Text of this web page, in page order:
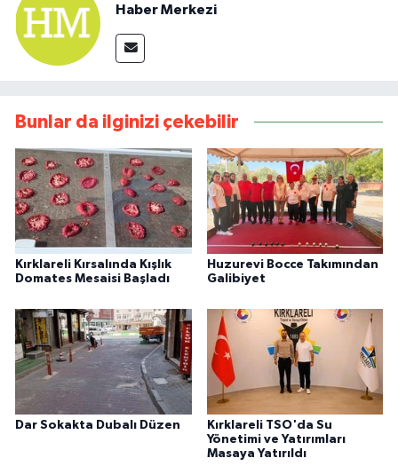
Haber Merkezi
Bunlar da ilginizi çekebilir
Kırklareli Kırsalında Kışlık
Domates Mesaisi Başladı
Huzurevi Bocce Takımından
Galibiyet
Dar Sokakta Dubalı Düzen
Kırklareli TSO'da Su
Yönetimi ve Yatırımları
Masaya Yatırıldı